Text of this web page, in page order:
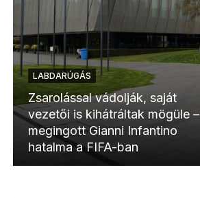
LABDARÚGÁS
Zsarolással vádolják, saját
vezetői is kihátráltak mögüle –
megingott Gianni Infantino
hatalma a FIFA-ban